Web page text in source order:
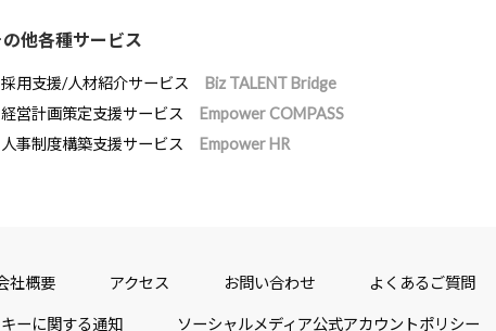
の他各種サービス
採用支援/人材紹介サービス
Biz TALENT Bridge
経営計画策定支援サービス
Empower COMPASS
人事制度構築支援サービス
Empower HR
社概要 アクセス お問い合わせ よくあるご質問
ーに関する通知 ソーシャルメディア公式アカウントポリシー